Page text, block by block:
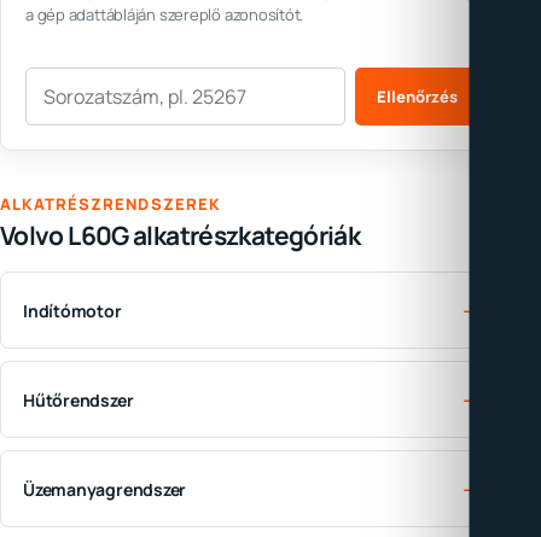
a gép adattábláján szereplő azonosítót.
Ellenőrzés
ALKATRÉSZRENDSZEREK
Volvo L60G alkatrészkategóriák
Indítómotor →
Hűtőrendszer →
Üzemanyagrendszer →